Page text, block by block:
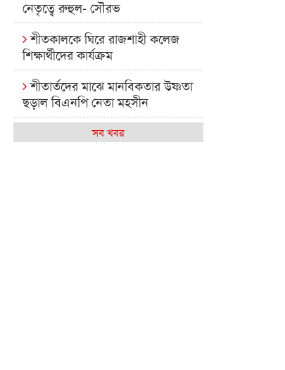
নেতৃত্বে রুহুল- সৌরভ
শীতকালকে ঘিরে রাজশাহী কলেজ
শিক্ষার্থীদের কার্যক্রম
শীতার্তদের মাঝে মানবিকতার উষ্ণতা
ছড়াল বিএনপি নেতা মহসীন
রাজশাহী কলেজের মিষ্টি বিকেল
সব খবর